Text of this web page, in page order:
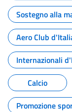
Sostegno alla
Aero Club
Internazionali
Calcio
Promozione